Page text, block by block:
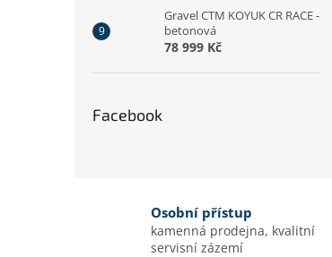
Gravel CTM KOYUK CR RACE -
betonová
78 999 Kč
Facebook
Osobní přístup
kamenná prodejna, kvalitní
servisní zázemí